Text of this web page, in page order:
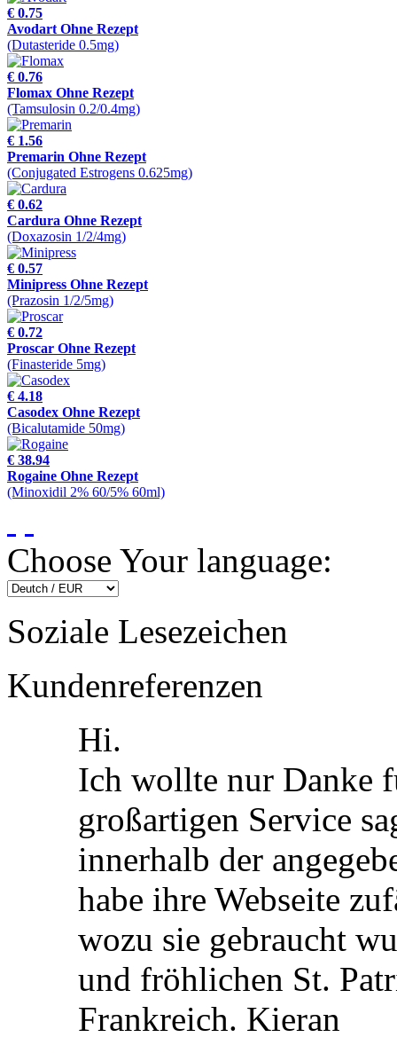
€ 0.75
Avodart Ohne Rezept
(Dutasteride 0.5mg)
€ 0.76
Flomax Ohne Rezept
(Tamsulosin 0.2/0.4mg)
€ 1.56
Premarin Ohne Rezept
(Conjugated Estrogens 0.625mg)
€ 0.62
Cardura Ohne Rezept
(Doxazosin 1/2/4mg)
€ 0.57
Minipress Ohne Rezept
(Prazosin 1/2/5mg)
€ 0.72
Proscar Ohne Rezept
(Finasteride 5mg)
€ 4.18
Casodex Ohne Rezept
(Bicalutamide 50mg)
€ 38.94
Rogaine Ohne Rezept
(Minoxidil 2% 60/5% 60ml)
Choose Your language:
Soziale Lesezeichen
Kundenreferenzen
Hi.
Ich wollte nur Danke
großartigen Service
innerhalb der
habe ihre Webseite
wozu sie gebraucht
und fröhlichen St.
Frankreich. Kieran